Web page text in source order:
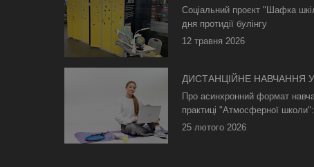
КИЄВІ
Соціальний проєкт "Шафка
дня протидії булінгу
12 травня 2026
ДИСТАНЦІЙНЕ НАВЧАННЯ
БЕЗ СВІТЛА: ЯК
ОСВІТНІЙ ПРОЦЕС
Про асинхронний формат
практиці "Атмосферної
25 лютого 2026